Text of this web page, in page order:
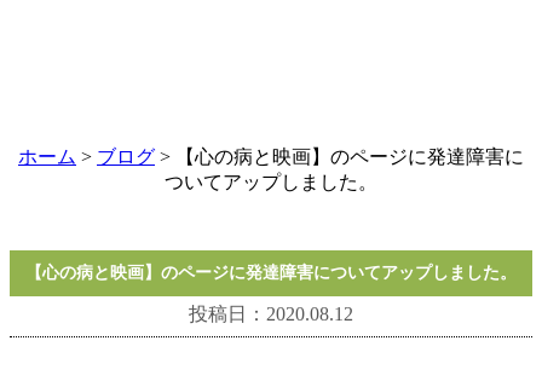
ホーム > ブログ > 【心の病と映画】のページに発達障害に
ついてアップしました。
【心の病と映画】のページに発達障害についてアップしました。
投稿日：2020.08.12